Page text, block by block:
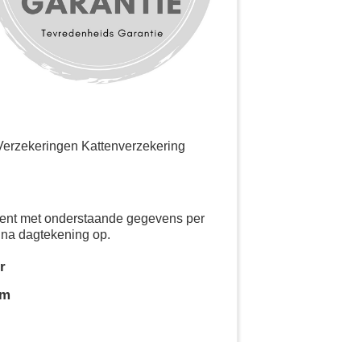
Kattenverzekering
met onderstaande gegevens per
dagtekening op.